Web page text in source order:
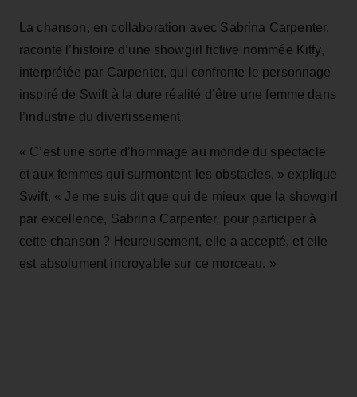
La chanson, en collaboration avec Sabrina Carpenter,
raconte l’histoire d’une showgirl fictive nommée Kitty,
interprétée par Carpenter, qui confronte le personnage
inspiré de Swift à la dure réalité d’être une femme dans
l’industrie du divertissement.
« C’est une sorte d’hommage au monde du spectacle
et aux femmes qui surmontent les obstacles, » explique
Swift. « Je me suis dit que qui de mieux que la showgirl
par excellence, Sabrina Carpenter, pour participer à
cette chanson ? Heureusement, elle a accepté, et elle
est absolument incroyable sur ce morceau. »